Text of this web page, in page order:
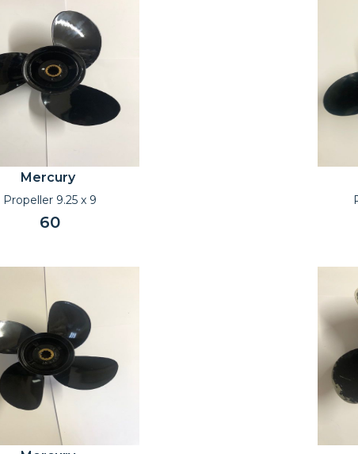
Mercury
Propeller 9.25 x 9
60